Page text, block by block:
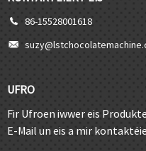
86-15528001618
UFRO
Fir Ufroen iwwer eis
E-Mail un eis a mir